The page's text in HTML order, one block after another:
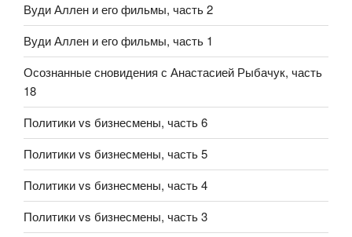
Вуди Аллен и его фильмы, часть 2
Вуди Аллен и его фильмы, часть 1
Осознанные сновидения с Анастасией Рыбачук, часть
18
Политики vs бизнесмены, часть 6
Политики vs бизнесмены, часть 5
Политики vs бизнесмены, часть 4
Политики vs бизнесмены, часть 3